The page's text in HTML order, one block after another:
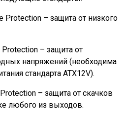
Protection – защита от низкого
– защита от
напряжений (необходима
стандарта ATX12V).
– защита от скачков
любого из выходов.